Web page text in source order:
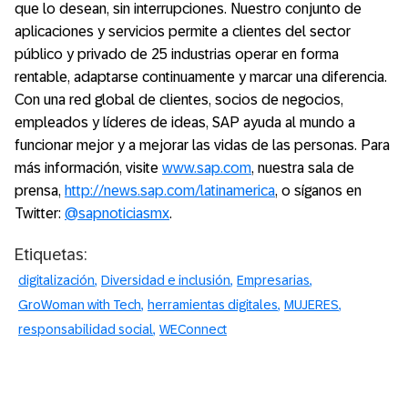
que lo desean, sin interrupciones. Nuestro conjunto de
aplicaciones y servicios permite a clientes del sector
público y privado de 25 industrias operar en forma
rentable, adaptarse continuamente y marcar una diferencia.
Con una red global de clientes, socios de negocios,
empleados y líderes de ideas, SAP ayuda al mundo a
funcionar mejor y a mejorar las vidas de las personas. Para
más información, visite www.sap.com, nuestra sala de
prensa, http://news.sap.com/latinamerica, o síganos en
Twitter: @sapnoticiasmx.
Etiquetas:
digitalización Diversidad e inclusión Empresarias
GroWoman with Tech
herramientas digitales MUJERES
responsabilidad social WEConnect